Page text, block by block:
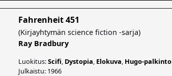
Fahrenheit 451
(Kirjayhtymän science fiction -sarja)
Ray Bradbury
Luokitus:Scifi, Dystopia, Elokuva, Hugo-palkinto
Julkaistu: 1966